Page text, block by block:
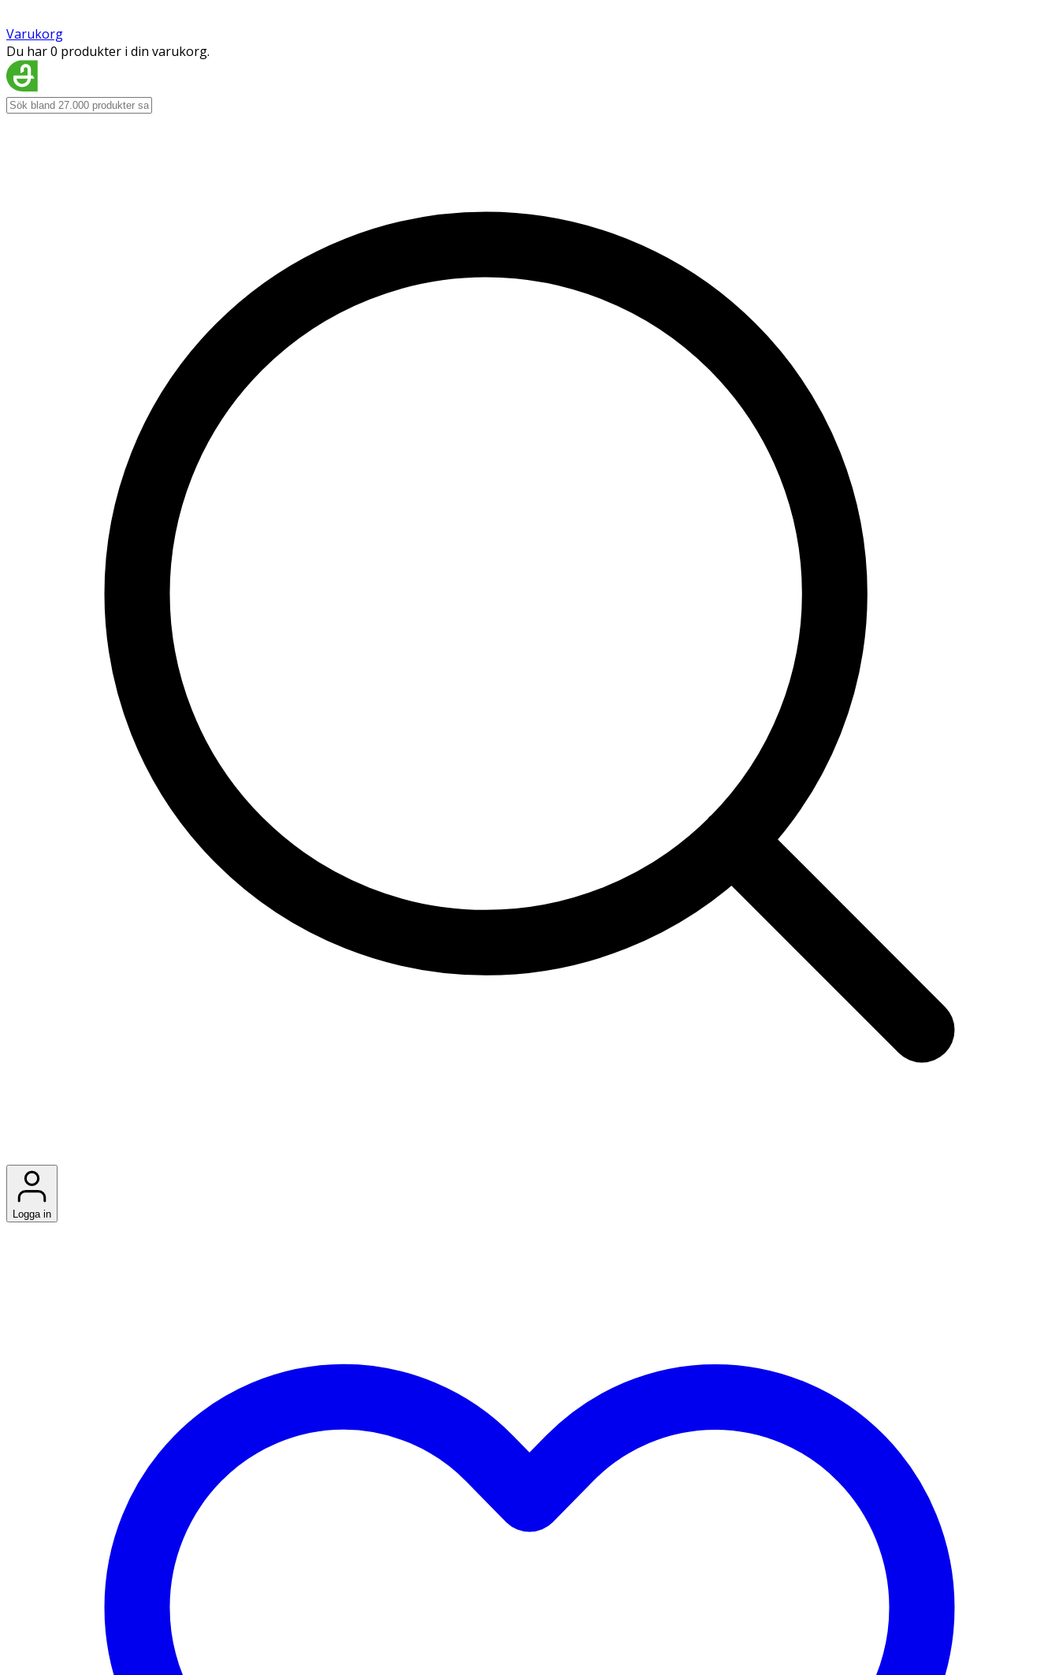
Varukorg
Du har 0 produkter i din varukorg.
Logga in